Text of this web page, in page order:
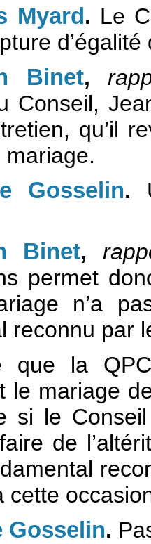
Myard . Le
Binet,
Conseil,
qu’il
Gosselin.
Binet,
permet
n’a
reconnu par
que la
le mariage
si le
de
cette
Gosselin.